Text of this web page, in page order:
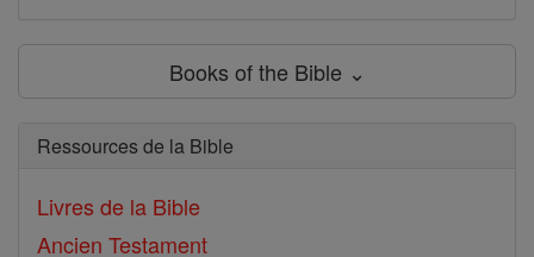
Books of the Bible ⌄
Ressources de la Bible
Livres de la Bible
Ancien Testament